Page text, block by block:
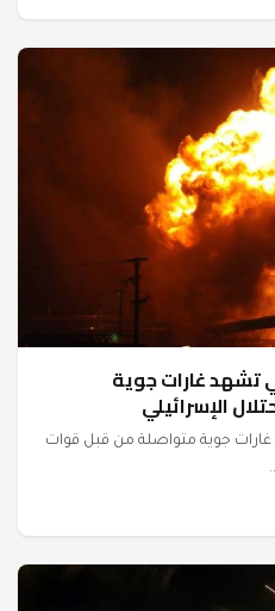
تشهد غارات جوية
الإسرائيلي
غارات جوية متواصلة من قبل قوات